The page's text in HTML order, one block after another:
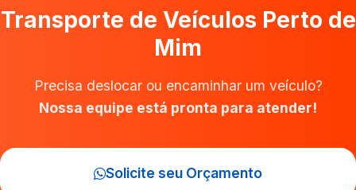
Transporte de Veículos Perto de
Mim
Precisa deslocar ou encaminhar um veículo?
Nossa equipe está pronta para atender!
Solicite seu Orçamento